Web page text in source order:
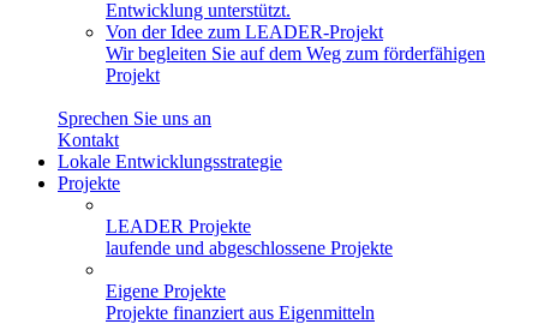
Entwicklung unterstützt.
Von der Idee zum LEADER-Projekt
Wir begleiten Sie auf dem Weg zum förderfähigen
Projekt
Sprechen Sie uns an
Kontakt
Lokale Entwicklungsstrategie
Projekte
LEADER Projekte
laufende und abgeschlossene Projekte
Eigene Projekte
Projekte finanziert aus Eigenmitteln